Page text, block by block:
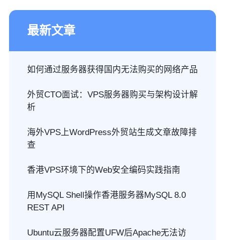
最新文章
如何通过服务器获得国内无法购买的网络产品
外贸CTO面试：VPS服务器购买与架构设计解
析
海外VPS上WordPress外贸站生成文章故障排
查
香港VPS环境下的Web安全编码实践指南
用MySQL Shell操作香港服务器MySQL 8.0
REST API
Ubuntu云服务器配置UFW后Apache无法访